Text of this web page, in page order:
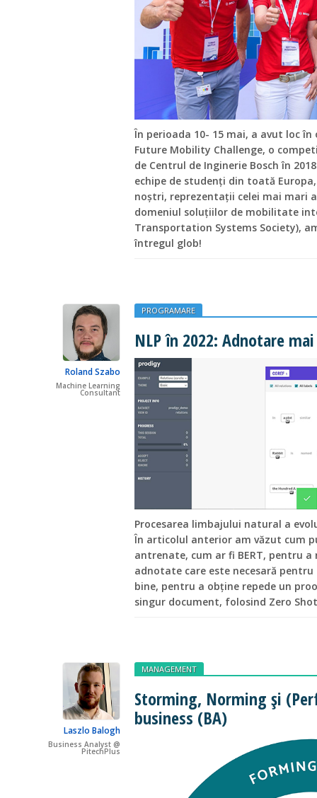
În perioada 10- 15 mai, a avut loc
Future Mobility Challenge, o
de Centrul de Inginerie Bosch în
echipe de studenți din toată
noștri, reprezentații celei mai mari
domeniul soluțiilor de mobilitate
Transportation Systems Society),
întregul glob!
Roland Szabo
Machine Learning
Consultant
PROGRAMARE
NLP în 2022: Adnotare
Procesarea limbajului natural a
În articolul anterior am văzut cum
antrenate, cum ar fi BERT, pentru
adnotate care este necesară
bine, pentru a obține repede un
singur document, folosind Zero
Laszlo Balogh
Business Analyst @
PitechPlus
MANAGEMENT
Storming, Norming și
business (BA)